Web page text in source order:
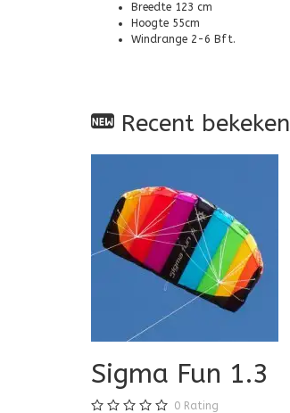
Breedte 123 cm
Hoogte 55cm
Windrange 2-6 Bft.
Recent bekeken
Sigma Fun 1.3
0 Rating